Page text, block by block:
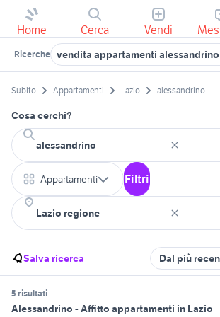
Home Cerca Vendi
Ricerche vendita appartamenti
Subito Appartamenti Lazio alessandrino
Cosa cerchi?
Appartamenti Filtri
Salva ricerca Dal più
5 risultati
Alessandrino - Affitto appartamenti in Lazio